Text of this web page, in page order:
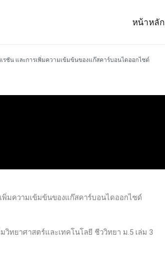
หน้าหลัก
เรชัน และการเพิ่มความเข้มข้นของแก๊สคาร์บอนไดออกไซด์
พิ่มความเข้มข้นของแก๊สคาร์บอนไดออกไซด์
วิทยาศาสตร์และเทคโนโลยี ชีววิทยา ม.5 เล่ม 3